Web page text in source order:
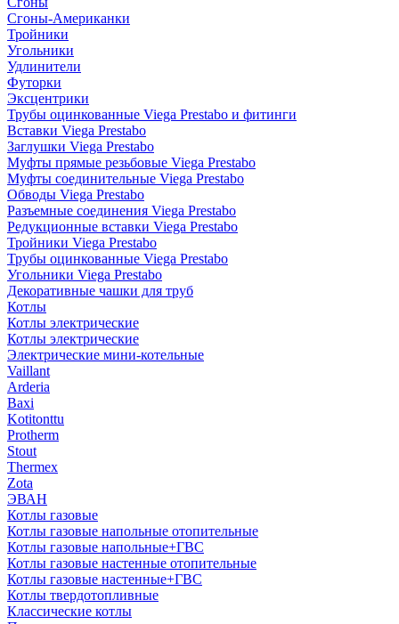
Сгоны-Американки
Тройники
Угольники
Удлинители
Футорки
Эксцентрики
Трубы оцинкованные Viega Prestabo и фитинги
Вставки Viega Prestabo
Заглушки Viega Prestabo
Муфты прямые резьбовые Viega Prestabo
Муфты соединительные Viega Prestabo
Обводы Viega Prestabo
Разъемные соединения Viega Prestabo
Редукционные вставки Viega Prestabo
Тройники Viega Prestabo
Трубы оцинкованные Viega Prestabo
Угольники Viega Prestabo
Декоративные чашки для труб
Котлы
Котлы электрические
Котлы электрические
Электрические мини-котельные
Vaillant
Arderia
Baxi
Kotitonttu
Protherm
Stout
Thermex
Zota
ЭВАН
Котлы газовые
Котлы газовые напольные отопительные
Котлы газовые напольные+ГВС
Котлы газовые настенные отопительные
Котлы газовые настенные+ГВС
Котлы твердотопливные
Классические котлы